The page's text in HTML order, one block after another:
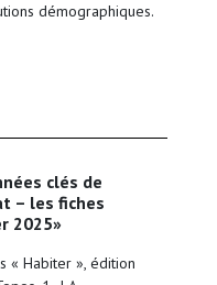
démographiques.
– les fiches
2025»
« Habiter », édition